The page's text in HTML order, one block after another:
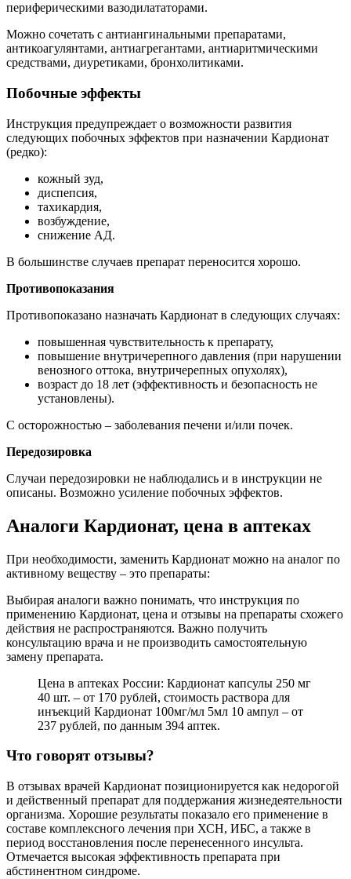
периферическими вазодилататорами.
Можно сочетать с антиангинальными препаратами,
антикоагулянтами, антиагрегантами, антиаритмическими
средствами, диуретиками, бронхолитиками.
Побочные эффекты
Инструкция предупреждает о возможности развития
следующих побочных эффектов при назначении Кардионат
(редко):
кожный зуд,
диспепсия,
тахикардия,
возбуждение,
снижение АД.
В большинстве случаев препарат переносится хорошо.
Противопоказания
Противопоказано назначать Кардионат в следующих случаях:
повышенная чувствительность к препарату,
повышение внутричерепного давления (при нарушении
венозного оттока, внутричерепных опухолях),
возраст до 18 лет (эффективность и безопасность не
установлены).
С осторожностью – заболевания печени и/или почек.
Передозировка
Случаи передозировки не наблюдались и в инструкции не
описаны. Возможно усиление побочных эффектов.
Аналоги Кардионат, цена в аптеках
При необходимости, заменить Кардионат можно на аналог по
активному веществу – это препараты:
Выбирая аналоги важно понимать, что инструкция по
применению Кардионат, цена и отзывы на препараты схожего
действия не распространяются. Важно получить
консультацию врача и не производить самостоятельную
замену препарата.
Цена в аптеках России: Кардионат капсулы 250 мг
40 шт. – от 170 рублей, стоимость раствора для
инъекций Кардионат 100мг/мл 5мл 10 ампул – от
237 рублей, по данным 394 аптек.
Что говорят отзывы?
В отзывах врачей Кардионат позиционируется как недорогой
и действенный препарат для поддержания жизнедеятельности
организма. Хорошие результаты показало его применение в
составе комплексного лечения при ХСН, ИБС, а также в
период восстановления после перенесенного инсульта.
Отмечается высокая эффективность препарата при
абстинентном синдроме.